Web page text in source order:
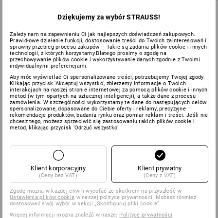
EN ISO 20347:2012 & EN ISO 20347:2022
BUTY
Dziękujemy za wybór STRAUSS!
Zależy nam na zapewnieniu Ci jak najlepszych doświadczeń zakupowych.
Prawidłowe działanie funkcji, dostosowanie treści do Twoich zainteresowań i
sprawny przebieg procesu zakupów – Takie są zadania plików cookie i innych
technologii, z których korzystamy.Dlatego prosimy o zgodę na
przechowywanie plików cookie i wykorzystywanie danych zgodnie z Twoimi
indywidualnymi preferencjami.
Aby móc wyświetlać Ci spersonalizowane treści, potrzebujemy Twojej zgody.
Klikając przycisk 'Akceptuj wszystko', zbierzemy informacje o Twoich
interakcjach na naszej stronie internetowej za pomocą plików cookie i innych
metod (w tym opartych na sztucznej inteligencji), a także dane z procesu
zamówienia. W szczególności wykorzystamy te dane do następujących celów:
spersonalizowane, dopasowane do Ciebie oferty i reklamy, precyzyjne
rekomendacje produktów, badania rynku oraz pomiar reklam i treści. Jeśli nie
chcesz tego, możesz sprzeciwić się zastosowaniu takich plików cookie i
metod, klikając przycisk 'Odrzuć wszystko'.
Klient korporacyjny
(Ceny bez VAT)
Klient prywatny
(Ceny z VAT)
Zgodę można w każdej chwili wycofać ze skutkiem na przyszłość w
Ustawienia plików cookie w naszej polityce prywatności. Możesz również
dostosować swój wybór w sekcji „Skonfiguruj pliki cookie”.
Więcej informacji można znaleźć w naszej Polityce prywatności